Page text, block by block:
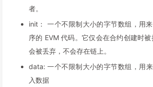
者。
init： 一个不限制大小的字节数组，用
序的 EVM 代码。它仅会在合约创建时
会被丢弃，不会存在链上。
data: 一个不限制大小的字节数组，用
入数据